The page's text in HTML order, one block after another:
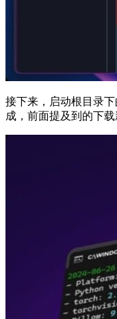
接下来，启动根目录
成，前面提及到的下